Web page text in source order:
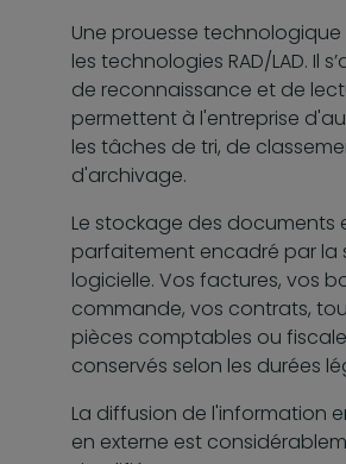
Une prouesse
les technologies RAD/LAD. Il
de reconnaissance et de
permettent à l'entreprise
les tâches de tri, de
d'archivage.
Le stockage des documents
parfaitement encadré par la
logicielle. Vos factures, vos
commande, vos contrats,
pièces comptables ou
conservés selon les durées
La diffusion de l'information
en externe est